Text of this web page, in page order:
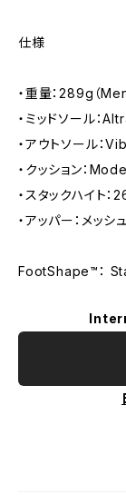
仕様
・重量：289g（
・ミッドソール：
・アウトソール
・クッション：
・スタックハイト
・アッパー：メッシュ
FootShape™：